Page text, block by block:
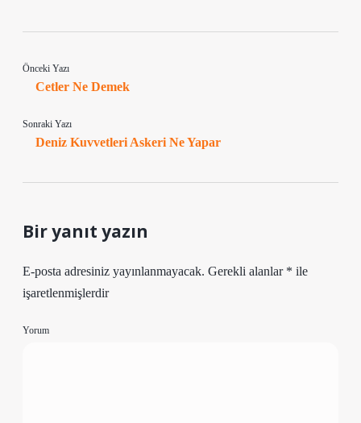
Önceki Yazı
Cetler Ne Demek
Sonraki Yazı
Deniz Kuvvetleri Askeri Ne Yapar
Bir yanıt yazın
E-posta adresiniz yayınlanmayacak. Gerekli alanlar * ile
işaretlenmişlerdir
Yorum